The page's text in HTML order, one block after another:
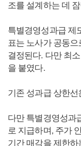
조를 설계하는 데
특별경영성과급 제
표는 노사가 공동
결정된다. 다만 최
을 붙였다.
기존 성과급 상한
다만 특별경영성과
로 지급하며, 주가
기간 매각을 제한